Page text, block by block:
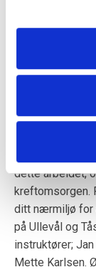
Trening etter
Med riktig
bedre
dette arbeidet,
kreftomsorgen.
ditt nærmiljø for
på Ullevål og
instruktører;
Mette Karlsen.